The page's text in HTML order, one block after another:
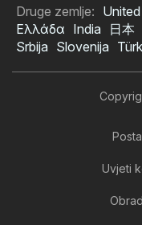
Planet
Druge zemlje:
Ελλάδα India 日本
Srbija Slovenija
Uvjeti